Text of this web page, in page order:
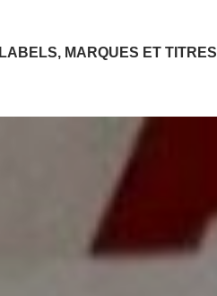
LABELS, MARQUES ET TITRES